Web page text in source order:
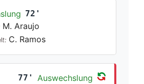
72'
M. Araujo
C. Ramos
77' Auswechslung